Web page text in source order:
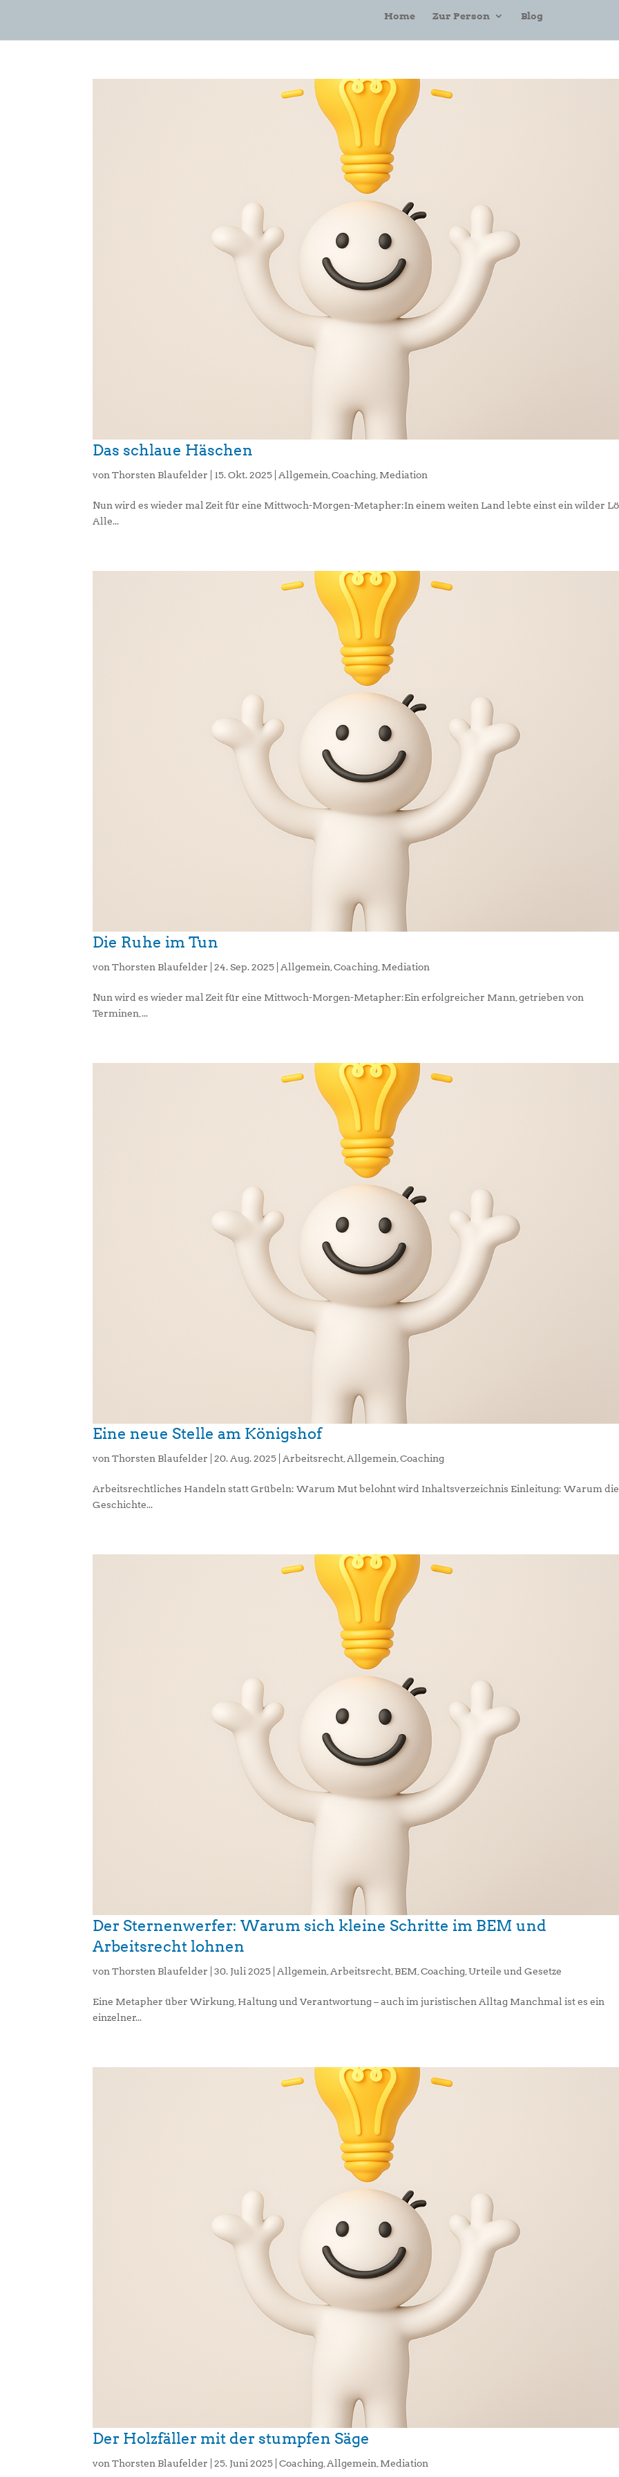
Home Zur Person Blog
Das schlaue Häschen
vonThorsten Blaufelder |15. Okt. 2025 Allgemein ,Coaching Mediation
Nun wird es wieder mal Zeit für eine Mittwoch-Morgen-Metapher:In einem weiten Land lebte einst ein wilder
Alle...
Die Ruhe im Tun
vonThorsten Blaufelder |24. Sep. 2025 Allgemein ,Coaching Mediation
Nun wird es wieder mal Zeit für eine Mittwoch-Morgen-Metapher:Ein erfolgreicher Mann, getrieben von
Terminen,...
Eine neue Stelle am Königshof
vonThorsten Blaufelder |20. Aug. 2025 |Arbeitsrecht,Allgemein,Coaching
Arbeitsrechtliches Handeln statt Grübeln: Warum Mut belohnt wird Inhaltsverzeichnis Einleitung: Warum
Geschichte...
Der Sternenwerfer: Warum sich kleine Schritte im BEM und
Arbeitsrecht lohnen
vonThorsten Blaufelder |30. Juli 2025 |Allgemein,Arbeitsrecht,BEM,Coaching,Urteile und Gesetze
Eine Metapher über Wirkung, Haltung und Verantwortung – auch im juristischen Alltag Manchmal ist es ein
einzelner...
Der Holzfäller mit der stumpfen Säge
vonThorsten Blaufelder |25. Juni 2025 |Coaching Allgemein Mediation